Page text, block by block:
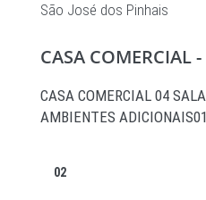
São José dos Pinhais
CASA COMERCIAL
CASA COMERCIAL 04
AMBIENTES
02